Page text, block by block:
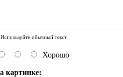
обычный текст.
Хорошо
картинке: